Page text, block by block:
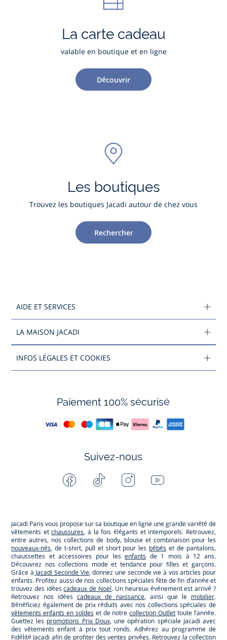
La carte cadeau
valable en boutique et en ligne
Découvrir
Les boutiques
Trouvez les boutiques Jacadi autour de chez vous
Rechercher
AIDE ET SERVICES
LA MAISON JACADI
INFOS LÉGALES ET COOKIES
Paiement 100% sécurisé
Suivez-nous
Facebook Tiktok InstagramYoutube
Jacadi Paris vous propose sur sa boutique en ligne une grande variété de
vêtements etchaussures, à la fois élégants et intemporels. Retrouvez,
entre autres, nos collections de body, blouse et combinaison pour les
nouveaux-nés, de t-shirt, pull et short pour les bébés et de pantalons,
chaussettes et accessoires pour lesenfants de 1 mois à 12 ans.
Découvrez nos collections mode et tendance pour filles et garçons.
Grâce à Jacadi Seconde Vie, donnez une seconde vie à vos articles pour
enfants. Profitez aussi de nos collections spéciales fête de fin d’année et
trouvez des idéescadeaux de Noël. Un heureux événement est arrivé ?
Retrouvez nos idées cadeaux de naissance, ainsi que le mobilier.
Bénéficiez également de prix réduits avec nos collections spéciales de
vêtements enfants en soldeset de notrecollection Outlet toute l’année.
Guettez les promotions Prix Doux, une opération spéciale Jacadi avec
des vêtements enfant à prix tout ronds. Adhérez au programme de
Fidélité Jacadi afin de profiter desventes privées. Retrouvez la collection